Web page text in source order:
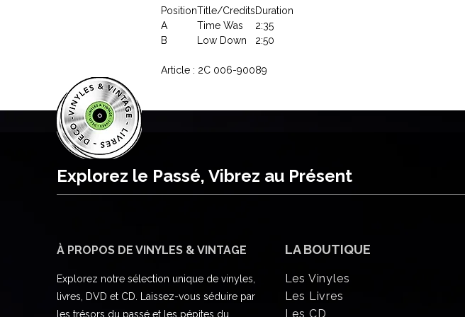
PositionTitle/CreditsDuration
A
Time Was
2:35
B
Low Down 2:50
Article : 2C 006-90089
Explorez le Passé, Vibrez au Présent
À PROPOS DE VINYLES & VINTAGE
Explorez notre sélection unique de vinyles,
livres, DVD et CD. Laissez-vous séduire par
les trésors du passé et les pépites du
LA BOUTIQUE
Les Vinyles
Les Livres
Les CD